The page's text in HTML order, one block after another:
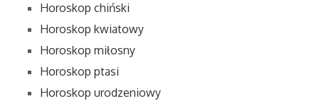
Horoskop chiński
Horoskop kwiatowy
Horoskop miłosny
Horoskop ptasi
Horoskop urodzeniowy